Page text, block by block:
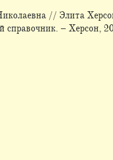
// Элита
справочник. – Херсон,